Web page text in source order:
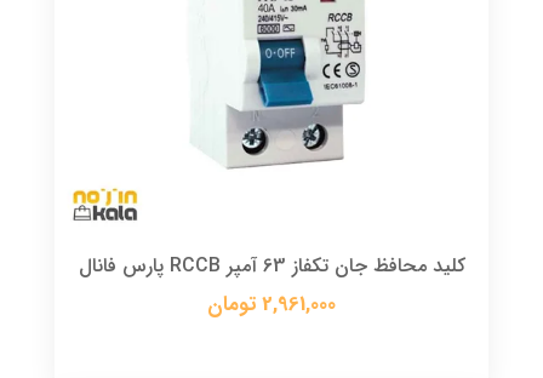
کلید محافظ جان تکفاز 63 آمپر RCCB پارس فانال
2,961,000 تومان